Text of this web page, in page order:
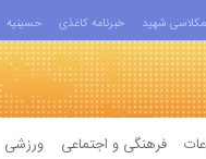
شهید خبرنامه کاغذی حسینیه
فرهنگی و اجتماعی ورزشی